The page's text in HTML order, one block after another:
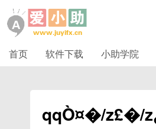
首页 软件下载 小助学院
qqÒ¤�/z£�/